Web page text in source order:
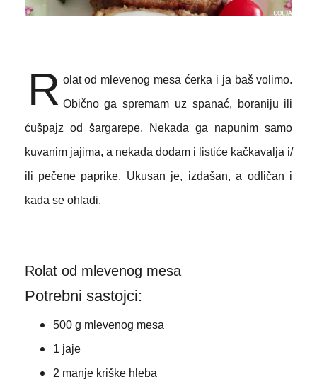
R olat od mlevenog mesa ćerka i ja baš volimo.
Obično ga spremam uz spanać, boraniju ili
ćušpajz od šargarepe. Nekada ga napunim samo
kuvanim jajima, a nekada dodam i listiće kačkavalja i/
ili pečene paprike. Ukusan je, izdašan, a odličan i
kada se ohladi.
Rolat od mlevenog mesa
Potrebni sastojci:
500 g mlevenog mesa
1 jaje
2 manje kriške hleba